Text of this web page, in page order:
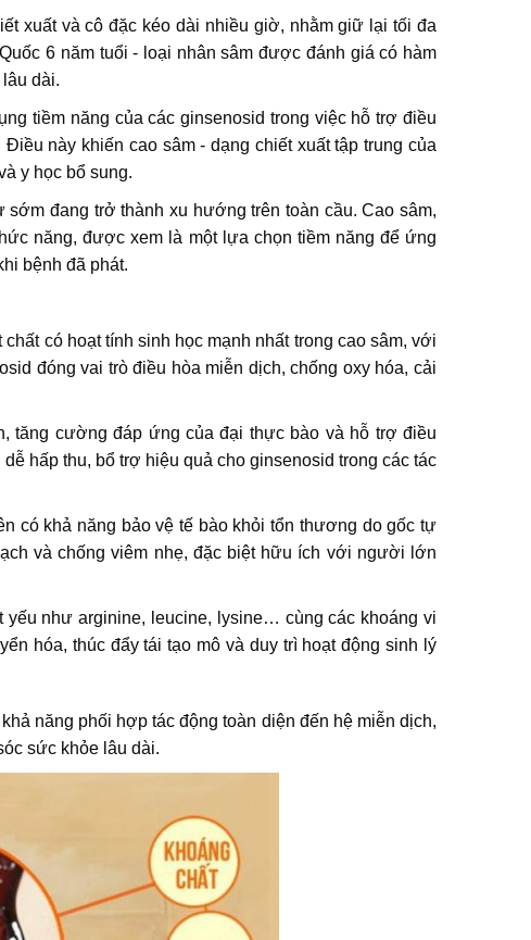
xuất và cô đặc kéo dài nhiều giờ, nhằm giữ lại tối đa
6 năm tuổi - loại nhân sâm được đánh giá có hàm
dài.
tiềm năng của các ginsenosid trong việc hỗ trợ điều
này khiến cao sâm - dạng chiết xuất tập trung của
y học bổ sung.
đang trở thành xu hướng trên toàn cầu. Cao sâm,
năng, được xem là một lựa chọn tiềm năng để ứng
bệnh đã phát.
có hoạt tính sinh học mạnh nhất trong cao sâm, với
đóng vai trò điều hòa miễn dịch, chống oxy hóa, cải
tăng cường đáp ứng của đại thực bào và hỗ trợ điều
hấp thu, bổ trợ hiệu quả cho ginsenosid trong các tác
có khả năng bảo vệ tế bào khỏi tổn thương do gốc tự
và chống viêm nhẹ, đặc biệt hữu ích với người lớn
như arginine, leucine, lysine… cùng các khoáng vi
hóa, thúc đẩy tái tạo mô và duy trì hoạt động sinh lý
năng phối hợp tác động toàn diện đến hệ miễn dịch,
sức khỏe lâu dài.